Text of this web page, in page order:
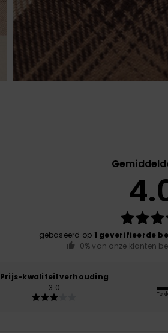
gebaseerd op 1 geverifieerde
0% van onze klanten
Prijs-kwaliteitverhouding
3.0
Te